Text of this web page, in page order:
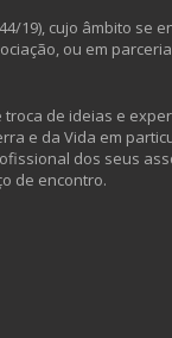
19), cujo âmbito se
ou em
troca de ideias e
e da Vida em
dos seus
de encontro.